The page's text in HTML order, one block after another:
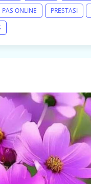
PAS ONLINE PRESTASI